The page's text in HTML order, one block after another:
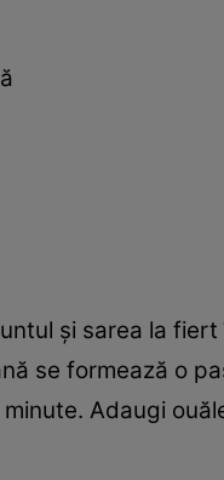
și sarea la
se formează o
Adaugi